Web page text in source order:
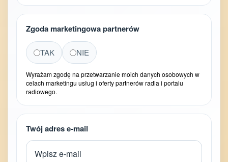
Zgoda marketingowa partnerów
TAK NIE
Wyrażam zgodę na przetwarzanie moich danych osobowych w
celach marketingu usług i oferty partnerów radia i portalu
radiowego.
Twój adres e-mail